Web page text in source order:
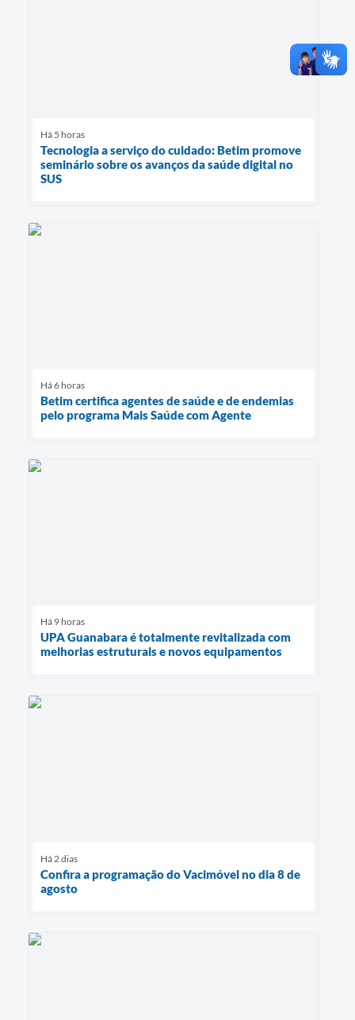
Há 5 horas
Tecnologia a serviço do cuidado: Betim promove
seminário sobre os avanços da saúde digital no
SUS
Há 6 horas
Betim certifica agentes de saúde e de endemias
pelo programa Mais Saúde com Agente
Há 9 horas
UPA Guanabara é totalmente revitalizada com
melhorias estruturais e novos equipamentos
Há 2 dias
Confira a programação do Vacimóvel no dia 8 de
agosto